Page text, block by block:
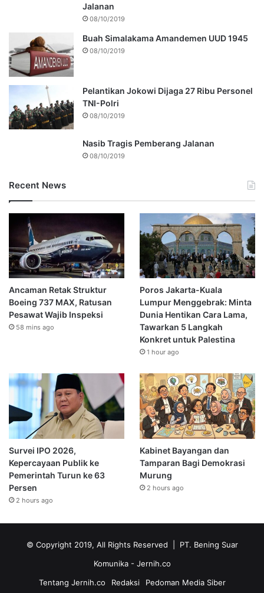
Jalanan
08/10/2019
Buah Simalakama Amandemen UUD 1945
08/10/2019
Pelantikan Jokowi Dijaga 27 Ribu Personel
TNI-Polri
08/10/2019
Nasib Tragis Pemberang Jalanan
08/10/2019
Recent News
Ancaman Retak Struktur
Boeing 737 MAX, Ratusan
Pesawat Wajib Inspeksi
58 mins ago
Poros Jakarta-Kuala
Lumpur Menggebrak: Minta
Dunia Hentikan Cara Lama,
Tawarkan 5 Langkah
Konkret untuk Palestina
1 hour ago
Survei IPO 2026,
Kepercayaan Publik ke
Pemerintah Turun ke 63
Persen
2 hours ago
Kabinet Bayangan dan
Tamparan Bagi Demokrasi
Murung
2 hours ago
© Copyright 2019, All Rights Reserved | PT. Bening Suar
Komunika - Jernih.co
Tentang Jernih.co
Redaksi Pedoman Media Siber